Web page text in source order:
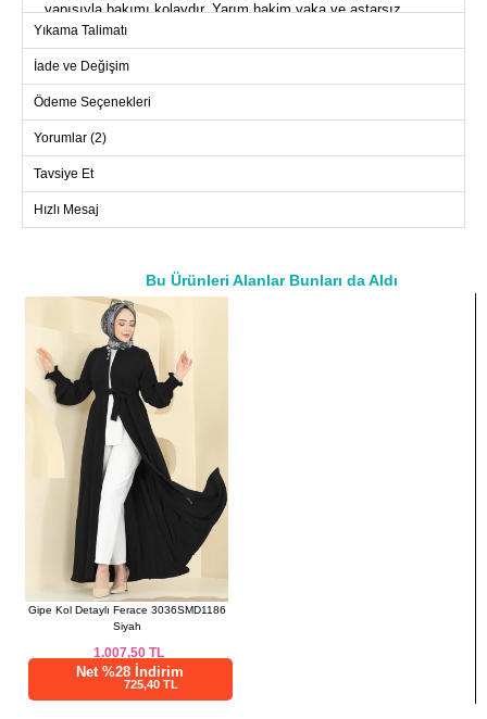
yapısıyla bakımı kolaydır. Yarım hakim yaka ve astarsız
tasarımıyla modern bir görünüm sunar. Ürün 38 beden üzerinde
modellemiştir ve gizli cepleri, bağcık detayları ile şıklığı artırır.
Önden kullanım için gizli fermuar ve aktif manşet düğmeleri
bulunmaktadır.
FERACE BEDEN ÖLÇÜLERİ
38
98 88
134
104 96
134
46
48
50
52
Yıkama Talimatı
İade ve Değişim
Ödeme Seçenekleri
Yorumlar (2)
Tavsiye Et
Hızlı Mesaj
Bu Ürünleri Alanlar Bunları da Aldı
a>
Gipe Kol Detaylı Ferace 3036SMD1186
Siyah
1.007,50TL
Net %28 İndirim
725,40 TL